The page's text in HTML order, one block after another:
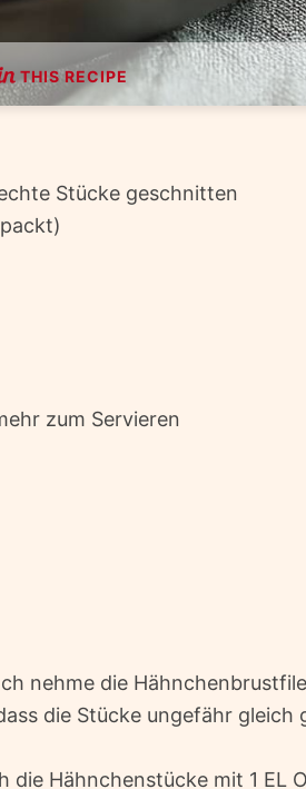
THIS RECIPE
Stücke geschnitten
zum Servieren
nehme die
die Stücke ungefähr gleich
die Hähnchenstücke mit 1 EL